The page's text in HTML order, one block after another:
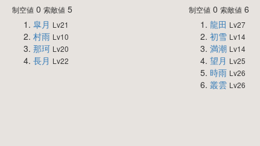
制空値 0 索敵値 5
皐月 Lv21
村雨 Lv10
那珂 Lv20
長月 Lv22
制空値0 索敵値6
龍田 Lv27
初雪 Lv14
満潮 Lv14
望月 Lv25
時雨 Lv26
叢雲 Lv26